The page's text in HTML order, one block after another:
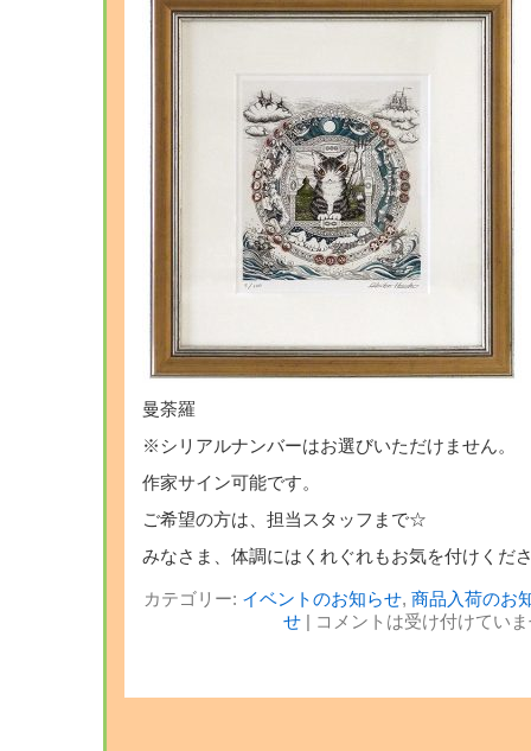
曼荼羅
※シリアルナンバーはお選びいただけません。
作家サイン可能です。
ご希望の方は、担当スタッフまで☆
みなさま、体調にはくれぐれもお気を付けくだ
カテゴリー: イベントのお知らせ, 商品入荷のお
せ
コメントは受け付けてい